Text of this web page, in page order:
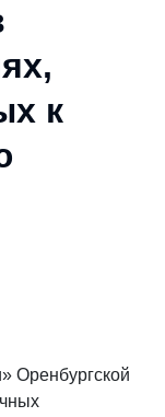
к
Оренбургской